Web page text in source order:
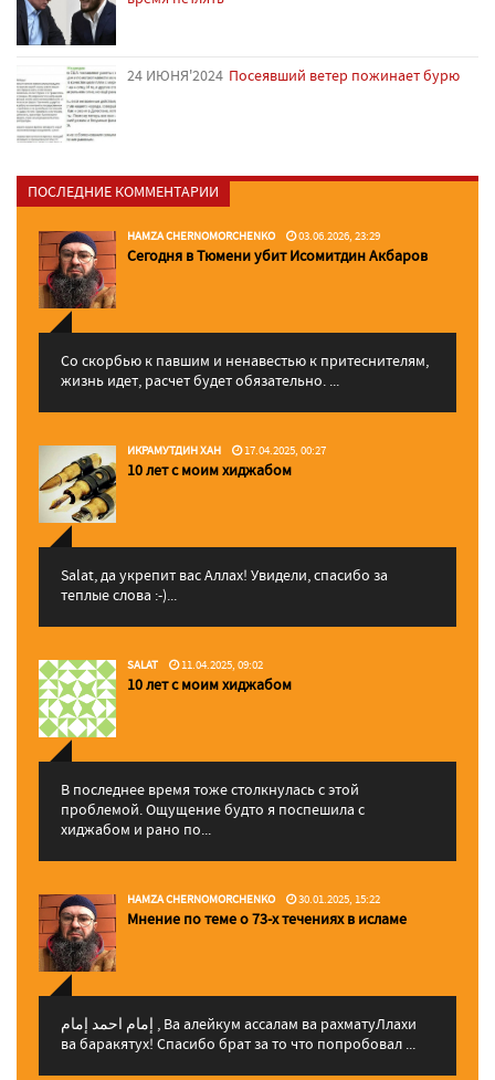
24 ИЮНЯ'2024 Посеявший ветер пожинает бурю
ПОСЛЕДНИЕ КОММЕНТАРИИ
HAMZA CHERNOMORCHENKO 03.06.2026, 23:29
Сегодня в Тюмени убит Исомитдин Акбаров
Со скорбью к павшим и ненавестью к притеснителям,
жизнь идет, расчет будет обязательно. ...
ИКРАМУТДИН ХАН 17.04.2025, 00:27
10 лет с моим хиджабом
Salat, да укрепит вас Аллаx! Увидели, спасибо за
теплые слова :-)...
SALAT 11.04.2025, 09:02
10 лет с моим хиджабом
В последнее время тоже столкнулась с этой
проблемой. Ощущение будто я поспешила с
хиджабом и рано по...
HAMZA CHERNOMORCHENKO 30.01.2025, 15:22
Мнение по теме о 73-х течениях в исламе
إمام احمد إمام , Ва алейкум ассалам ва рахматуЛлахи
ва баракятух! Спасибо брат за то что попробовал ...